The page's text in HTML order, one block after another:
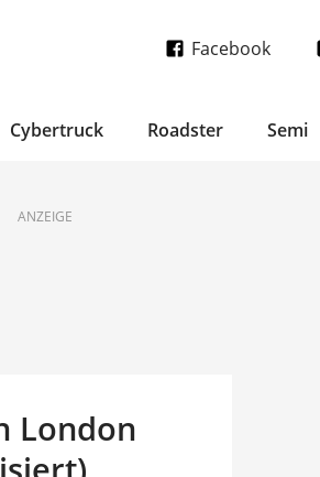
Facebook
Cybertruck Roadster Semi
ANZEIGE
London